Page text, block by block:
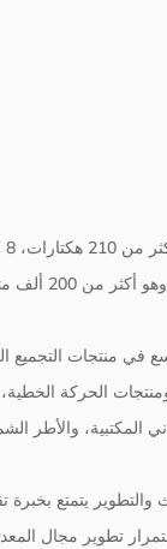
الحركة الخطية،
المكتبية،
يتمتع بخبرة